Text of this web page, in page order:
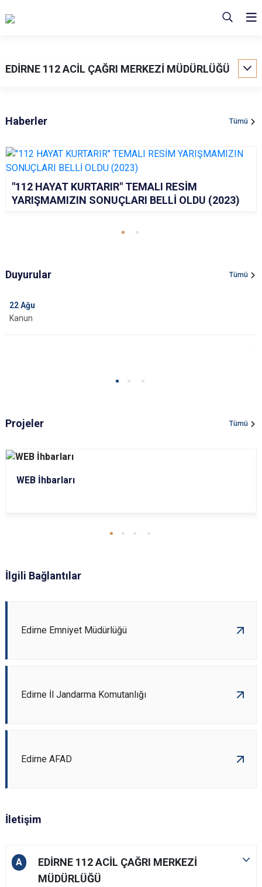
EDİRNE 112 ACİL ÇAĞRI MERKEZİ MÜDÜRLÜĞÜ
Haberler Tümü
"112 HAYAT KURTARIR" TEMALI RESİM
YARIŞMAMIZIN SONUÇLARI BELLİ OLDU (2023)
Duyurular Tümü
22Ağu
Kanun
Projeler Tümü
WEB İhbarları
İlgili Bağlantılar
Edirne Emniyet Müdürlüğü
Edirne İl Jandarma Komutanlığı
Edirne AFAD
İletişim
A
EDİRNE 112 ACİL ÇAĞRI MERKEZİ
MÜDÜRLÜĞÜ